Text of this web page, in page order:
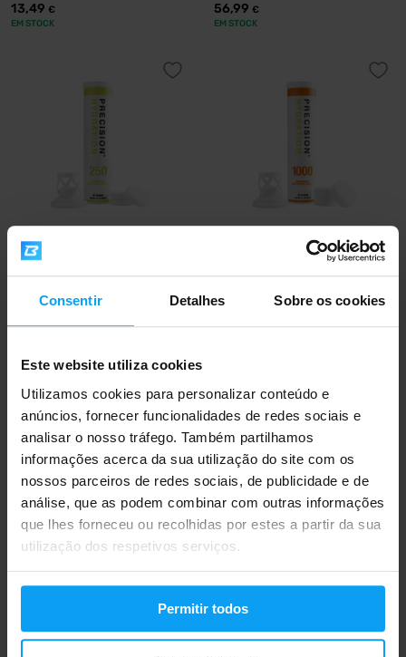
Consentir Detalhes Sobre os cookies
Este website utiliza cookies
Utilizamos cookies para personalizar conteúdo e
anúncios, fornecer funcionalidades de redes sociais e
analisar o nosso tráfego. Também partilhamos
informações acerca da sua utilização do site com os
nossos parceiros de redes sociais, de publicidade e de
análise, que as podem combinar com outras informações
que lhes forneceu ou recolhidas por estes a partir da sua
utilização dos respetivos serviços.
Permitir todos
13,49 €
EM STOCK
56,99 €
EM STOCK
Precision Fuel & Hydration
10,49 €
EM STOCK
Precision Fuel & Hydration
PH 1000 10 comprimidos
10,49
Precision Fuel & Hydration
Precision Fuel & Hydration
cápsulas
9,29€